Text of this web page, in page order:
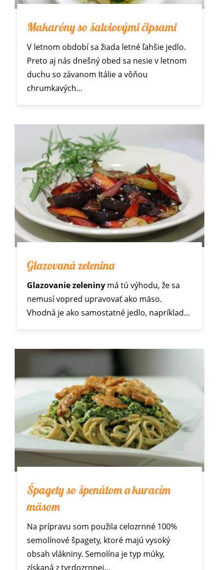
Makaróny so šalviovými čipsami
V letnom období sa žiada letné ľahšie jedlo.
Preto aj nás dnešný obed sa nesie v letnom
duchu so závanom Itálie a vôňou
chrumkavých…
Glazovaná zelenina
Glazovanie zeleniny má tú výhodu, že sa
nemusí vopred upravovať ako mäso.
Vhodná je ako samostatné jedlo, napríklad…
Špagety so špenátom a kuracím
mäsom
Na prípravu som použila celozrnné 100%
semolínové špagety, ktoré majú vysoký
obsah vlákniny. Semolína je typ múky,
získaná z tvrdozrnnej…